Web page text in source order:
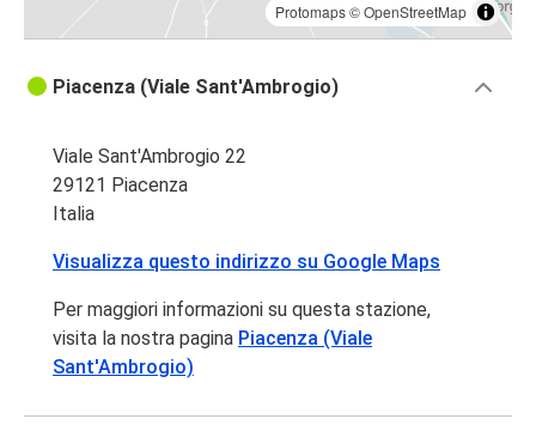
Protomaps©OpenStreetMap
Piacenza (Viale Sant'Ambrogio)
Viale Sant'Ambrogio 22
29121 Piacenza
Italia
Visualizza questo indirizzo su Google Maps
Per maggiori informazioni su questa stazione,
visita la nostra pagina Piacenza (Viale
Sant'Ambrogio)